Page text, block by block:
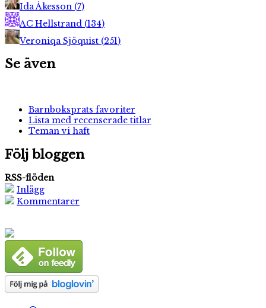
Ida Åkesson (7)
AC Hellstrand (134)
Veroniqa Sjöquist (251)
Se även
Barnboksprats favoriter
Lista med recenserade titlar
Teman vi haft
Följ bloggen
RSS-flöden
Inlägg
Kommentarer